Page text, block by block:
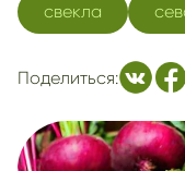
свекла
Поделиться: